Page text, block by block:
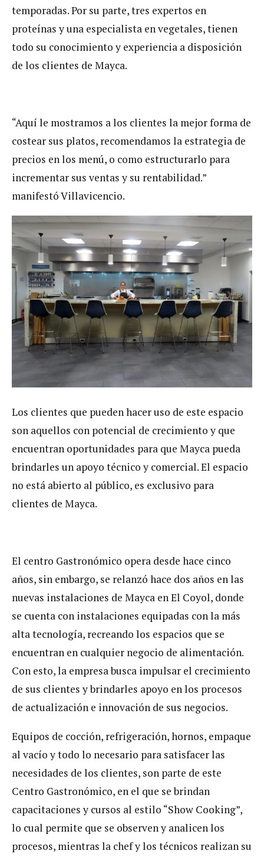
temporadas. Por su parte, tres expertos en
proteínas y una especialista en vegetales, tienen
todo su conocimiento y experiencia a disposición
de los clientes de Mayca.
“Aquí le mostramos a los clientes la mejor forma de
costear sus platos, recomendamos la estrategia de
precios en los menú, o como estructurarlo para
incrementar sus ventas y su rentabilidad.”
manifestó Villavicencio.
Los clientes que pueden hacer uso de este espacio
son aquellos con potencial de crecimiento y que
encuentran oportunidades para que Mayca pueda
brindarles un apoyo técnico y comercial. El espacio
no está abierto al público, es exclusivo para
clientes de Mayca.
El centro Gastronómico opera desde hace cinco
años, sin embargo, se relanzó hace dos años en las
nuevas instalaciones de Mayca en El Coyol, donde
se cuenta con instalaciones equipadas con la más
alta tecnología, recreando los espacios que se
encuentran en cualquier negocio de alimentación.
Con esto, la empresa busca impulsar el crecimiento
de sus clientes y brindarles apoyo en los procesos
de actualización e innovación de sus negocios.
Equipos de cocción, refrigeración, hornos, empaque
al vacío y todo lo necesario para satisfacer las
necesidades de los clientes, son parte de este
Centro Gastronómico, en el que se brindan
capacitaciones y cursos al estilo “Show Cooking”,
lo cual permite que se observen y analicen los
procesos, mientras la chef y los técnicos realizan su